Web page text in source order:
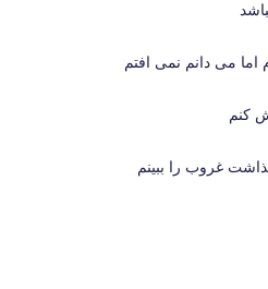
اما می دانم نمی افتم
کنم
غروب را ببینم